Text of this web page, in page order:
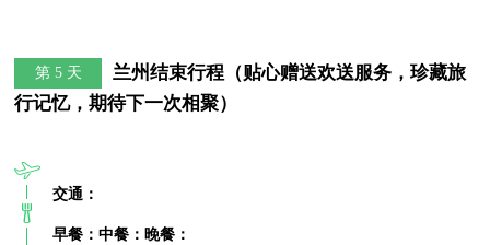
第 5 天
兰州结束行程（贴心赠送欢送服务，珍藏旅
行记忆，期待下一次相聚）
交通：
早餐：中餐：晚餐：